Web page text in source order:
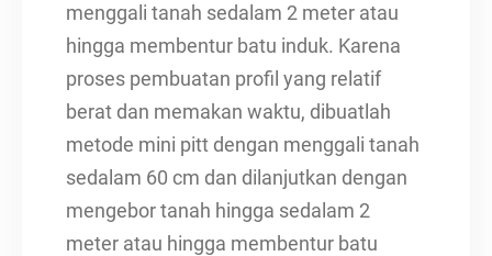
menggali tanah sedalam 2 meter atau
hingga membentur batu induk. Karena
proses pembuatan profil yang relatif
berat dan memakan waktu, dibuatlah
metode mini pitt dengan menggali tanah
sedalam 60 cm dan dilanjutkan dengan
mengebor tanah hingga sedalam 2
meter atau hingga membentur batu